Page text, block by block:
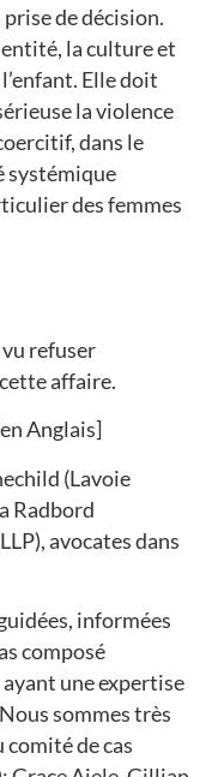
de décision.
la culture et
Elle doit
la violence
dans le
systémique
des femmes
vu refuser
affaire.
Anglais]
(Lavoie
Radbord
avocates dans
informées
composé
une expertise
sommes très
de cas